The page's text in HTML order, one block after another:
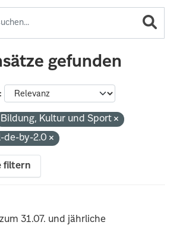
gefunden
Bildung, Kultur und Sport
de-by-2.0
filtern
31.07. und jährliche